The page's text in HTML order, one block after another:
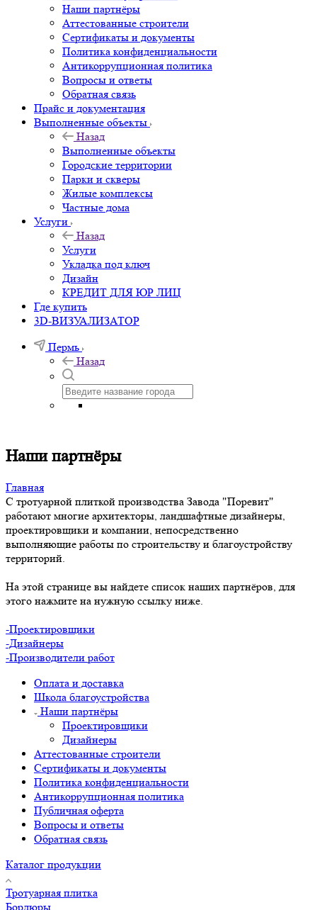
Наши партнёры
Аттестованные строители
Сертификаты и документы
Политика конфиденциальности
Антикоррупционная политика
Вопросы и ответы
Обратная связь
Прайс и документация
Выполненные объекты
Назад
Выполненные объекты
Городские территории
Парки и скверы
Жилые комплексы
Частные дома
Услуги
Назад
Услуги
Укладка под ключ
Дизайн
КРЕДИТ ДЛЯ ЮР ЛИЦ
Где купить
3D-ВИЗУАЛИЗАТОР
Пермь
Назад
Наши партнёры
Главная
С тротуарной плиткой производства Завода "Поревит"
работают многие архитекторы, ландшафтные дизайнеры,
проектировщики и компании, непосредственно
выполняющие работы по строительству и благоустройству
территорий.
На этой странице вы найдете список наших партнёров, для
этого нажмите на нужную ссылку ниже.
-Проектировщики
-Дизайнеры
-Производители работ
Оплата и доставка
Школа благоустройства
Наши партнёры
Проектировщики
Дизайнеры
Аттестованные строители
Сертификаты и документы
Политика конфиденциальности
Антикоррупционная политика
Публичная оферта
Вопросы и ответы
Обратная связь
Каталог продукции
Тротуарная плитка
Бордюры